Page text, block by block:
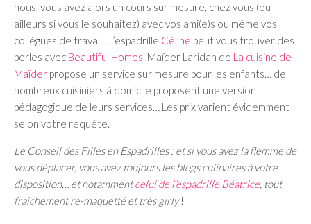
nous, vous avez alors un cours sur mesure, chez vous (ou
ailleurs si vous le souhaitez) avec vos ami(e)s ou même vos
collègues de travail… l’espadrille Céline peut vous trouver des
perles avec Beautiful Homes. Maïder Laridan de La cuisine de
Maïder propose un service sur mesure pour les enfants… de
nombreux cuisiniers à domicile proposent une version
pédagogique de leurs services… Les prix varient évidemment
selon votre requête.
Le Conseil des Filles en Espadrilles : et si vous avez la flemme de
vous déplacer, vous avez toujours les blogs culinaires à votre
disposition… et notammentcelui de l’espadrille Béatrice, tout
fraîchement re-maquetté et très girly!